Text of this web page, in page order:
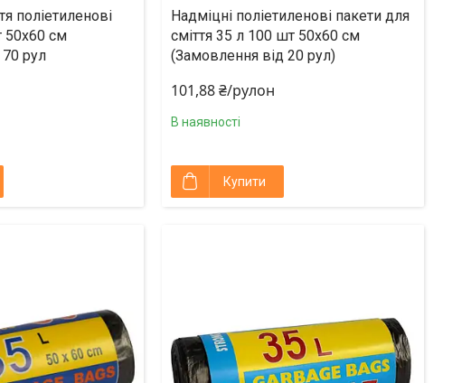
поліетиленові
50х60 см
рул
Надміцні поліетиленові пакети для
сміття 35 л 100 шт 50х60 см
(Замовлення від 20 рул)
101,88 ₴/рулон
В наявності
Купити